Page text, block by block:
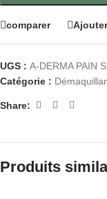
comparer
UGS : A-DERMA PAIN
Catégorie :
Share:
Produits